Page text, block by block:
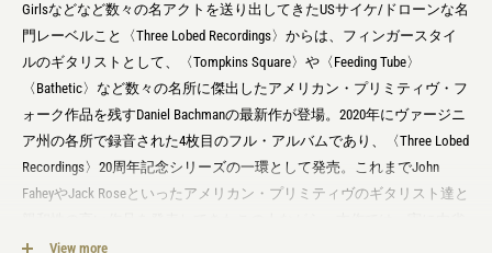
Girlsなどなど数々の名アクトを送り出してきたUSサイケ/ドローンな名
門レーベルこと〈Three Lobed Recordings〉からは、フィンガースタイ
ルのギタリストとして、〈Tompkins Square〉や〈Feeding Tube〉
〈Bathetic〉など数々の名所に傑出したアメリカン・プリミティヴ・フ
ォーク作品を残すDaniel Bachmanの最新作が登場。2020年にヴァージニ
ア州の各所で録音された4枚目のフル・アルバムであり、〈Three Lobed
Recordings〉20周年記念シリーズの一環として発売。これまでJohn
FaheyやJack Roseといったアメリカン・プリミティヴのギタリスト達と
的で前衛的な作風へと深化。Pierre SchaefferやEdgard Varèseといったミ
View more